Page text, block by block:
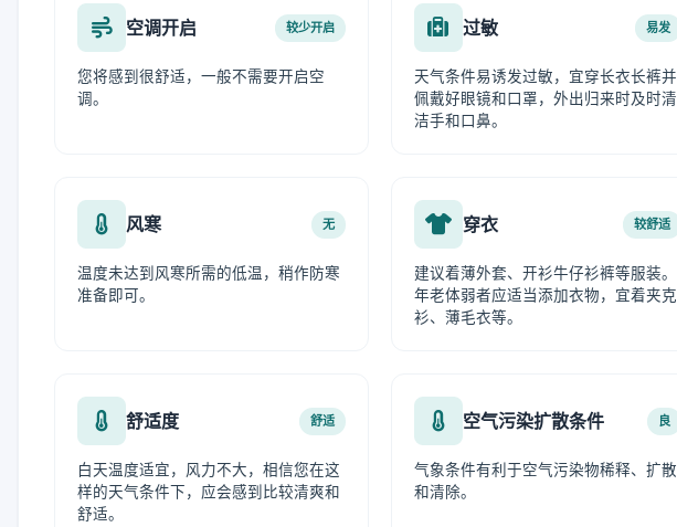
空调开启 较少开启
您将感到很舒适，一般不需要开启空
调。
过敏 易发
天气条件易诱发过敏，宜穿长衣长裤并
佩戴好眼镜和口罩，外出归来时及时清
洁手和口鼻。
风寒 无
温度未达到风寒所需的低温，稍作防寒
准备即可。
穿衣 较舒适
建议着薄外套、开衫牛仔衫裤等服装。
年老体弱者应适当添加衣物，宜着夹克
衫、薄毛衣等。
舒适度 舒适
白天温度适宜，风力不大，相信您在这
样的天气条件下，应会感到比较清爽和
舒适。
空气污染扩散条件 良
气象条件有利于空气污染物稀释、扩散
和清除。